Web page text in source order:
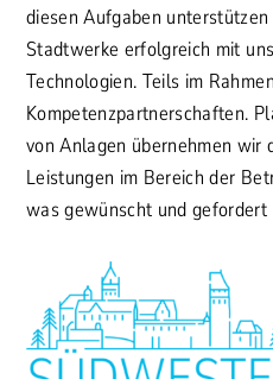
diesen Aufgaben
Stadtwerke erfolgreich mit
Technologien. Teils im
Kompetenzpartnerschaften.
von Anlagen übernehmen wir
Leistungen im Bereich der
was gewünscht und gefordert